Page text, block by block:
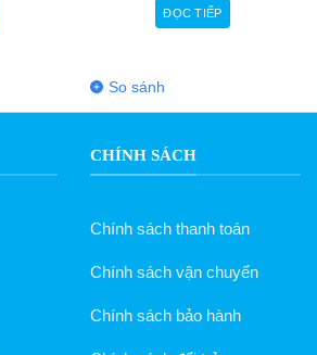
ĐỌC TIẾP
So sánh
CHÍNH SÁCH
Chính sách thanh toán
Chính sách vận chuyển
Chính sách bảo hành